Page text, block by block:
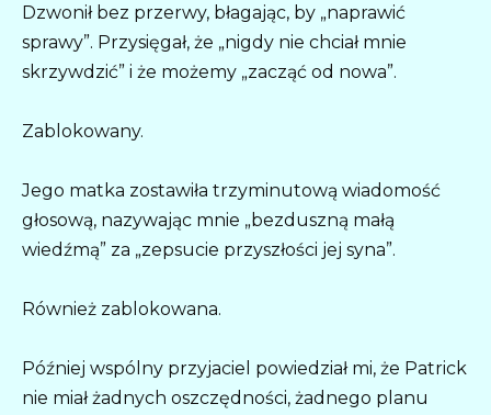
Dzwonił bez przerwy, błagając, by „naprawić
sprawy”. Przysięgał, że „nigdy nie chciał mnie
skrzywdzić” i że możemy „zacząć od nowa”.
Zablokowany.
Jego matka zostawiła trzyminutową wiadomość
głosową, nazywając mnie „bezduszną małą
wiedźmą” za „zepsucie przyszłości jej syna”.
Również zablokowana.
Później wspólny przyjaciel powiedział mi, że Patrick
nie miał żadnych oszczędności, żadnego planu